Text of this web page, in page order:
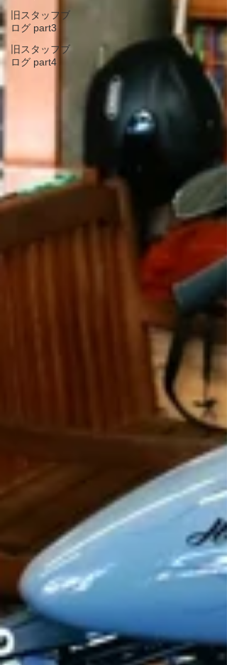
旧スタッフブ
ログ part3
旧スタッフブ
ログ part4